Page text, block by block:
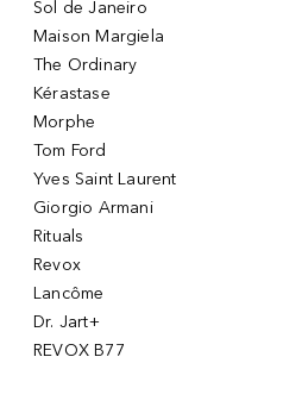
Sol de Janeiro
Maison Margiela
The Ordinary
Kérastase
Morphe
Tom Ford
Yves Saint Laurent
Giorgio Armani
Rituals
Revox
Lancôme
Dr. Jart+
REVOX B77